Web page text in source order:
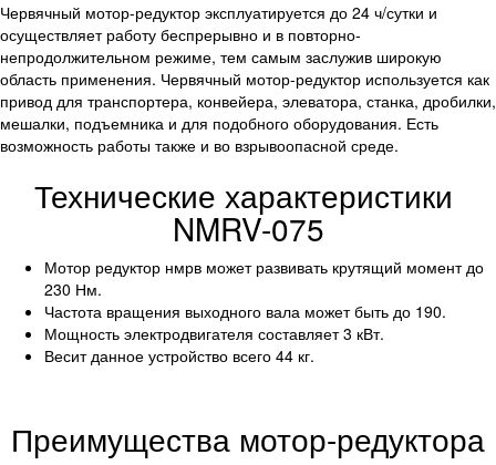
Червячный мотор-редуктор эксплуатируется до 24 ч/сутки и
осуществляет работу беспрерывно и в повторно-
непродолжительном режиме, тем самым заслужив широкую
область применения. Червячный мотор-редуктор используется как
привод для транспортера, конвейера, элеватора, станка, дробилки,
мешалки, подъемника и для подобного оборудования. Есть
возможность работы также и во взрывоопасной среде.
Технические характеристики
NMRV-075
Мотор редуктор нмрв может развивать крутящий момент до
230 Нм.
Частота вращения выходного вала может быть до 190.
Мощность электродвигателя составляет 3 кВт.
Весит данное устройство всего 44 кг.
Преимущества мотор-редуктора